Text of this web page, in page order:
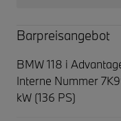
Barpreisangebot
BMW 118 i
Interne Nummer
kW (136 PS)